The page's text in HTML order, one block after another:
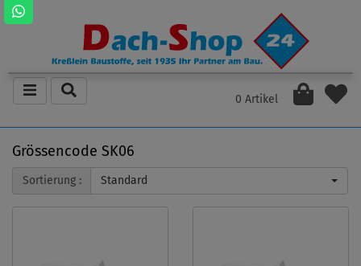
0 Artikel
Grössencode SK06
Sortierung : Standard